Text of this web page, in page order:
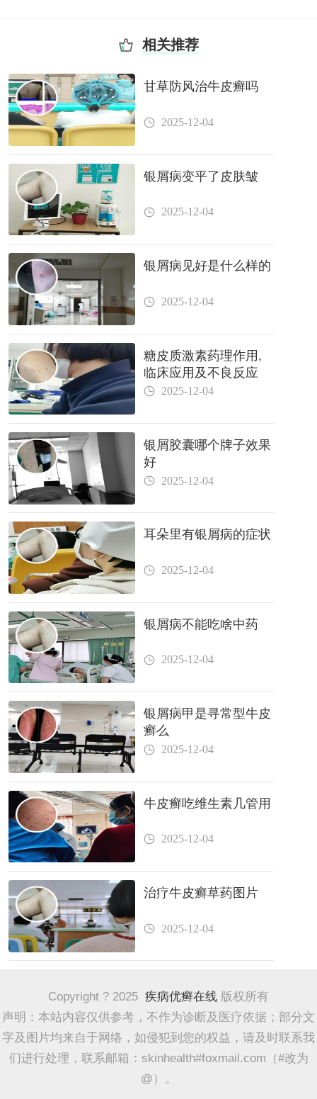
相关推荐
甘草防风治牛皮癣吗
2025-12-04
银屑病变平了皮肤皱
2025-12-04
银屑病见好是什么样的
2025-12-04
糖皮质激素药理作用,
临床应用及不良反应
2025-12-04
银屑胶囊哪个牌子效果
好
2025-12-04
耳朵里有银屑病的症状
2025-12-04
银屑病不能吃啥中药
2025-12-04
银屑病甲是寻常型牛皮
癣么
2025-12-04
牛皮癣吃维生素几管用
2025-12-04
治疗牛皮癣草药图片
2025-12-04
Copyright ? 2025 疾病优癣在线 版权所有
声明：本站内容仅供参考，不作为诊断及医疗依据；部分文
字及图片均来自于网络，如侵犯到您的权益，请及时联系我
们进行处理，联系邮箱：skinhealth#foxmail.com（#改为
@）。